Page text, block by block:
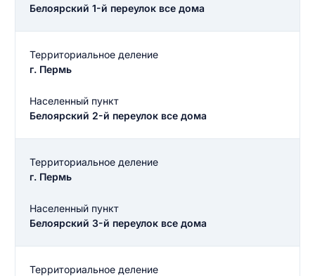
Белоярский 1-й переулок все дома
Территориальное деление
г. Пермь
Населенный пункт
Белоярский 2-й переулок все дома
Территориальное деление
г. Пермь
Населенный пункт
Белоярский 3-й переулок все дома
Территориальное деление